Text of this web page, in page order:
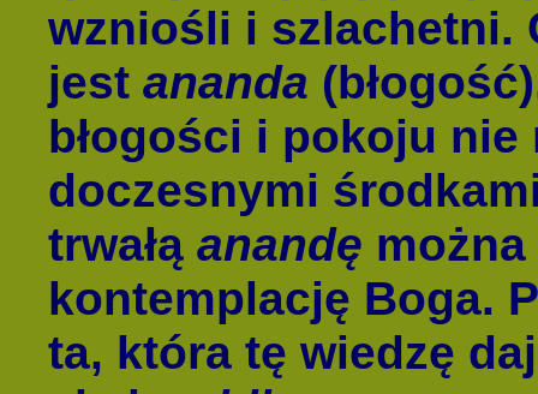
wzniośli i szlachetni.
jest ananda
błogości i pokoju
doczesnymi
trwałą anandę
kontemplację Boga.
ta, która tę wiedzę